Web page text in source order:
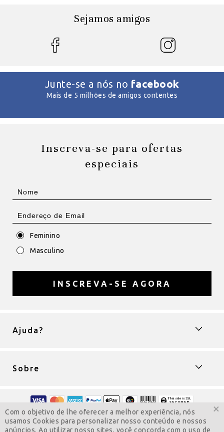
Sejamos amigos
Junte-se a nós no facebook
Mais de 5 milhões de amigos contentes
Inscreva-se para ofertas
especiais
Feminino
Masculino
INSCREVA-SE AGORA
Ajuda?
Sobre
Copyright © 2009-2022 ColarComNome
Todos os direitos reservados.
Com o objetivo de lhe oferecer a melhor experiência, nós
usamos Cookies para personalizar nosso conteúdo e nossos
anúncios. Ao utilizar nosso sites, você concorda com o uso de
×